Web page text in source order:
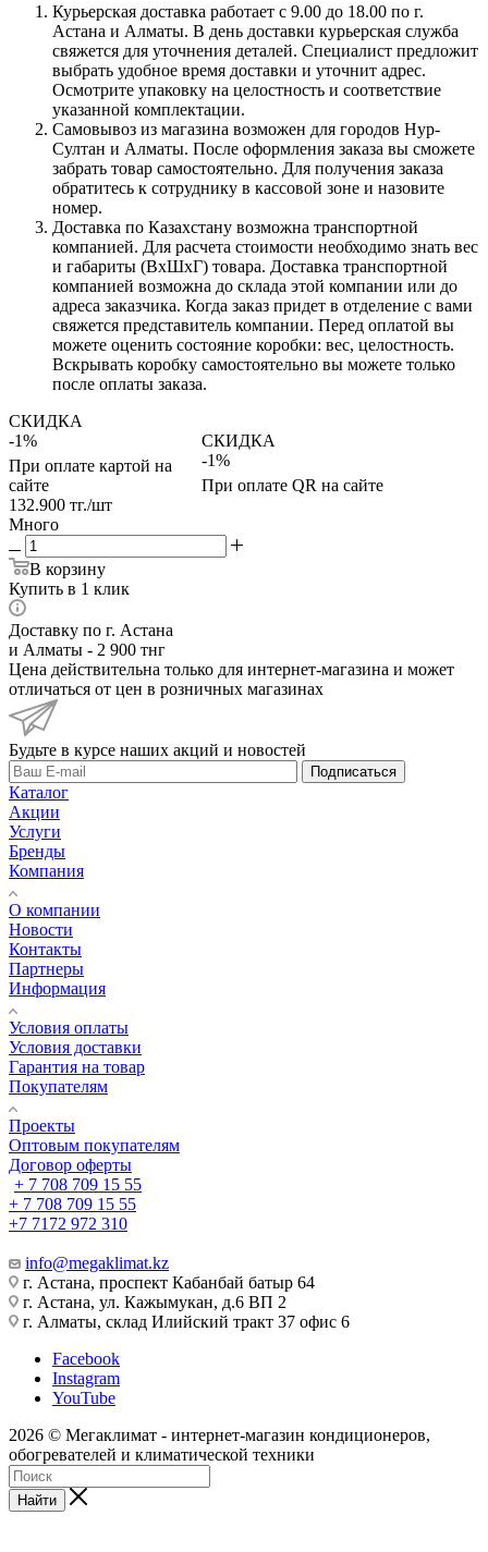
Курьерская доставка работает с 9.00 до 18.00 по г.
Астана и Алматы. В день доставки курьерская служба
свяжется для уточнения деталей. Специалист предложит
выбрать удобное время доставки и уточнит адрес.
Осмотрите упаковку на целостность и соответствие
указанной комплектации.
Самовывоз из магазина возможен для городов Нур-
Султан и Алматы. После оформления заказа вы сможете
забрать товар самостоятельно. Для получения заказа
обратитесь к сотруднику в кассовой зоне и назовите
номер.
Доставка по Казахстану возможна транспортной
компанией. Для расчета стоимости необходимо знать вес
и габариты (ВхШхГ) товара. Доставка транспортной
компанией возможна до склада этой компании или до
адреса заказчика. Когда заказ придет в отделение с вами
свяжется представитель компании. Перед оплатой вы
можете оценить состояние коробки: вес, целостность.
Вскрывать коробку самостоятельно вы можете только
после оплаты заказа.
СКИДКА
-1%
При оплате картой на
сайте
СКИДКА
-1%
При оплате QR на сайте
132.900 тг./шт
Много
В корзину
Купить в 1 клик
Доставку по г. Астана
и Алматы - 2 900 тнг
Цена действительна только для интернет-магазина и может
отличаться от цен в розничных магазинах
Будьте в курсе наших акций и новостей
Подписаться
Каталог
Акции
Услуги
Бренды
Компания
О компании
Новости
Контакты
Партнеры
Информация
Условия оплаты
Условия доставки
Гарантия на товар
Покупателям
Проекты
Оптовым покупателям
Договор оферты
+ 7 708 709 15 55
+ 7 708 709 15 55
+7 7172 972 310
info@megaklimat.kz
г. Астана, проспект Кабанбай батыр 64
г. Астана, ул. Кажымукан, д.6 ВП 2
г. Алматы, склад Илийский тракт 37 офис 6
Facebook
Instagram
YouTube
2026 © Мегаклимат - интернет-магазин кондиционеров,
обогревателей и климатической техники
Найти